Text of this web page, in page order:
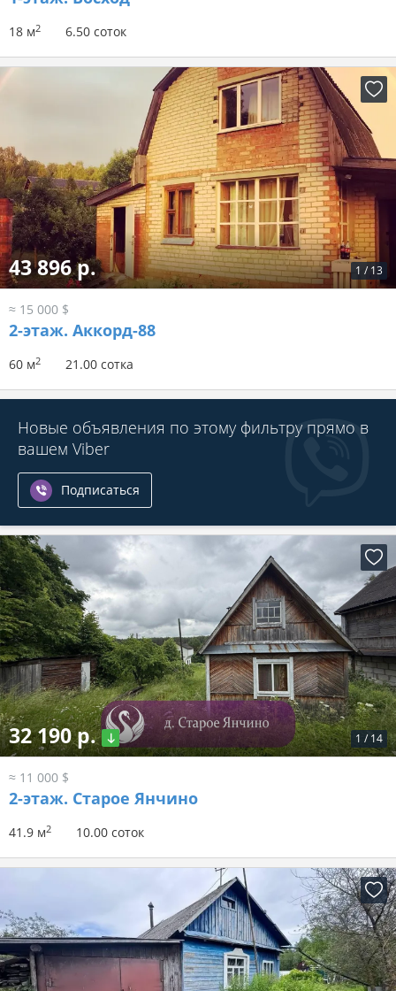
18 м2 6.50 соток
1 / 13
43 896 р.
≈ 15 000 $
2-этаж. Аккорд-88
60 м2 21.00 сотка
Новые объявления по этому фильтру прямо в
вашем Viber
Подписаться
1 / 14
32 190 р.
≈ 11 000 $
2-этаж. Старое Янчино
41.9 м2 10.00 соток